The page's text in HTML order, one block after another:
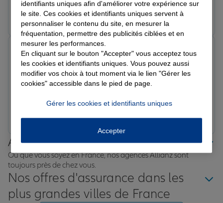
Prendre un RDV Voir l'agence
Note de 5 sur 5
Le 30/03/2026 - Agence GAGNY
Prise de contact facile et réponses adaptées à mes
besoins. Accueil parfait
Angelina S.
Allianz proche de chez vous
Où que vous soyez en France, nos agences Allianz sont
toujours près de chez vous.
Nos offres d'assurance dans les
plus grandes villes de France
identifiants uniques afin d'améliorer votre expérience sur
le site. Ces cookies et identifiants uniques servent à
personnaliser le contenu du site, en mesurer la
fréquentation, permettre des publicités ciblées et en
mesurer les performances.
En cliquant sur le bouton "Accepter" vous acceptez tous
les cookies et identifiants uniques. Vous pouvez aussi
modifier vos choix à tout moment via le lien "Gérer les
cookies" accessible dans le pied de page.
Gérer les cookies et identifiants uniques
Accepter